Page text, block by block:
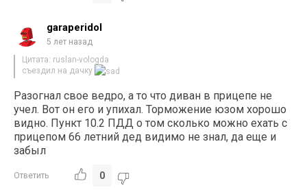
garaperidol
5 лет назад
Цитата: ruslan-vologda
съездил на дачку
Разогнал свое ведро, а то что диван в прицепе не
учел. Вот он его и упихал. Торможение юзом хорошо
видно. Пункт 10.2 ПДД о том сколько можно ехать с
прицепом 66 летний дед видимо не знал, да еще и
забыл
Ответить 0